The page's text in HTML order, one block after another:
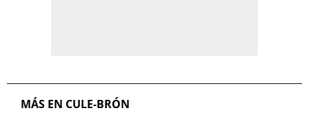
MÁS EN CULE-BRÓN